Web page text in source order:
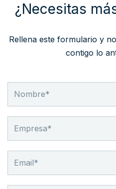
¿Necesitas
Rellena este formulario y
contigo lo